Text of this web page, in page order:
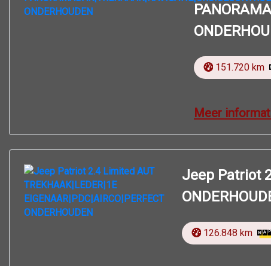
151.720 km
Meer
Jeep Patriot
126.848 km